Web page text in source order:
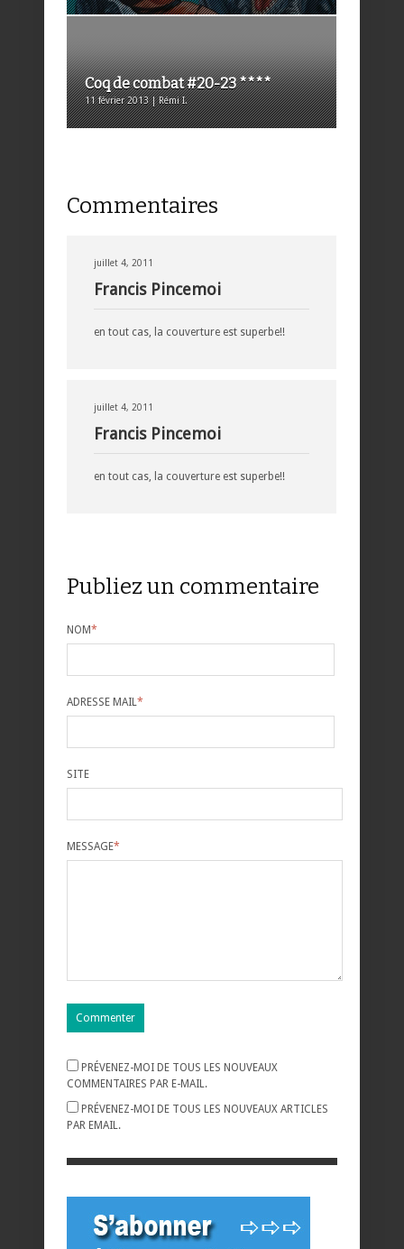
Coq de combat #20-23 ****
11 février 2013 | Rémi I.
Commentaires
juillet 4, 2011
Francis Pincemoi
en tout cas, la couverture est superbe!!
juillet 4, 2011
Francis Pincemoi
en tout cas, la couverture est superbe!!
Publiez un commentaire
NOM*
ADRESSE MAIL*
SITE
MESSAGE*
PRÉVENEZ-MOI DE TOUS LES NOUVEAUX
COMMENTAIRES PAR E-MAIL.
PRÉVENEZ-MOI DE TOUS LES NOUVEAUX ARTICLES
PAR EMAIL.